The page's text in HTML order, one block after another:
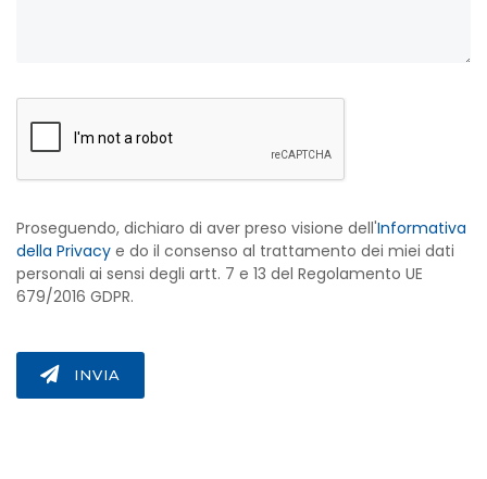
Proseguendo, dichiaro di aver preso visione dell'Informativa
della Privacy e do il consenso al trattamento dei miei dati
personali ai sensi degli artt. 7 e 13 del Regolamento UE
679/2016 GDPR.
INVIA